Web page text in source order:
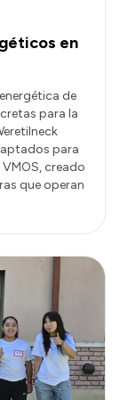
en
de
para la
para
creado
que operan